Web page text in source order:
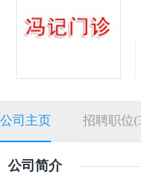
公司主页 招聘职位
公司简介